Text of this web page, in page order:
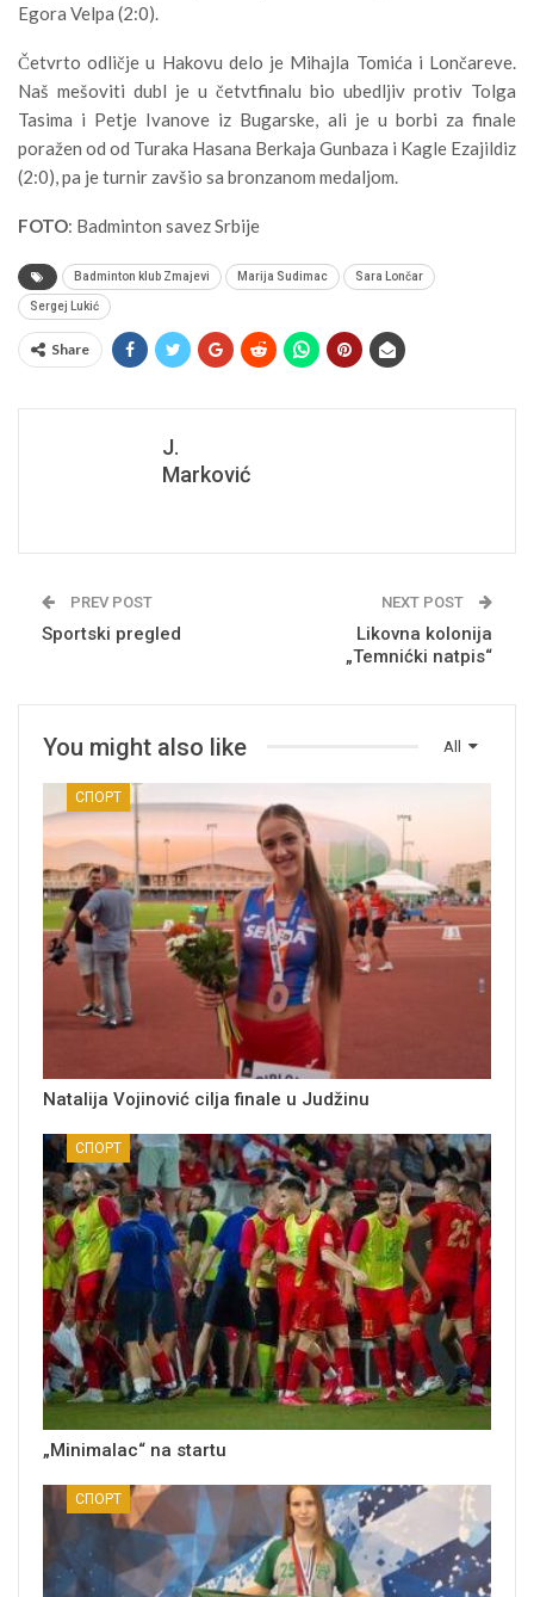
Egora Velpa (2:0).
Četvrto odličje u Hakovu delo je Mihajla Tomića i Lončareve.
Naš mešoviti dubl je u četvtfinalu bio ubedljiv protiv Tolga
Tasima i Petje Ivanove iz Bugarske, ali je u borbi za finale
poražen od od Turaka Hasana Berkaja Gunbaza i Kagle Ezajildiz
(2:0), pa je turnir zavšio sa bronzanom medaljom.
FOTO: Badminton savez Srbije
Badminton klub Zmajevi Marija Sudimac Sara Lončar
Sergej Lukić
Share
J.
Marković
PREV POST
Sportski pregled
NEXT POST
Likovna kolonija
„Temnićki natpis“
All
You might also like
СПОРТ
Natalija Vojinović cilja finale u Judžinu
СПОРТ
„Minimalac“ na startu
СПОРТ